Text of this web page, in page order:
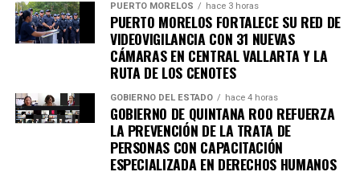
Recibe las noticias al instante
Quinto Poder y recibe las noticias más
importantes de Quintana Roo directamente
en tu teléfono.
PUERTO MORELOS hace 3 horas
PUERTO MORELOS FORTALECE SU RED DE
VIDEOVIGILANCIA CON 31 NUEVAS
CÁMARAS EN CENTRAL VALLARTA Y LA
RUTA DE LOS CENOTES
GOBIERNO DEL ESTADO hace 4 horas
GOBIERNO DE QUINTANA ROO REFUERZA
LA PREVENCIÓN DE LA TRATA DE
PERSONAS CON CAPACITACIÓN
ESPECIALIZADA EN DERECHOS HUMANOS